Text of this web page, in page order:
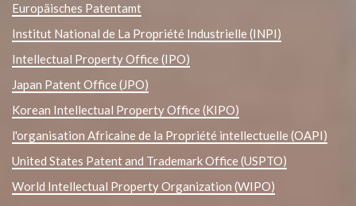
Europäisches Patentamt
Institut National de La Propriété Industrielle (INPI)
Intellectual Property Office (IPO)
Japan Patent Office (JPO)
Korean Intellectual Property Office (KIPO)
l'organisation Africaine de la Propriété intellectuelle (OAPI)
United States Patent and Trademark Office (USPTO)
World Intellectual Property Organization (WIPO)